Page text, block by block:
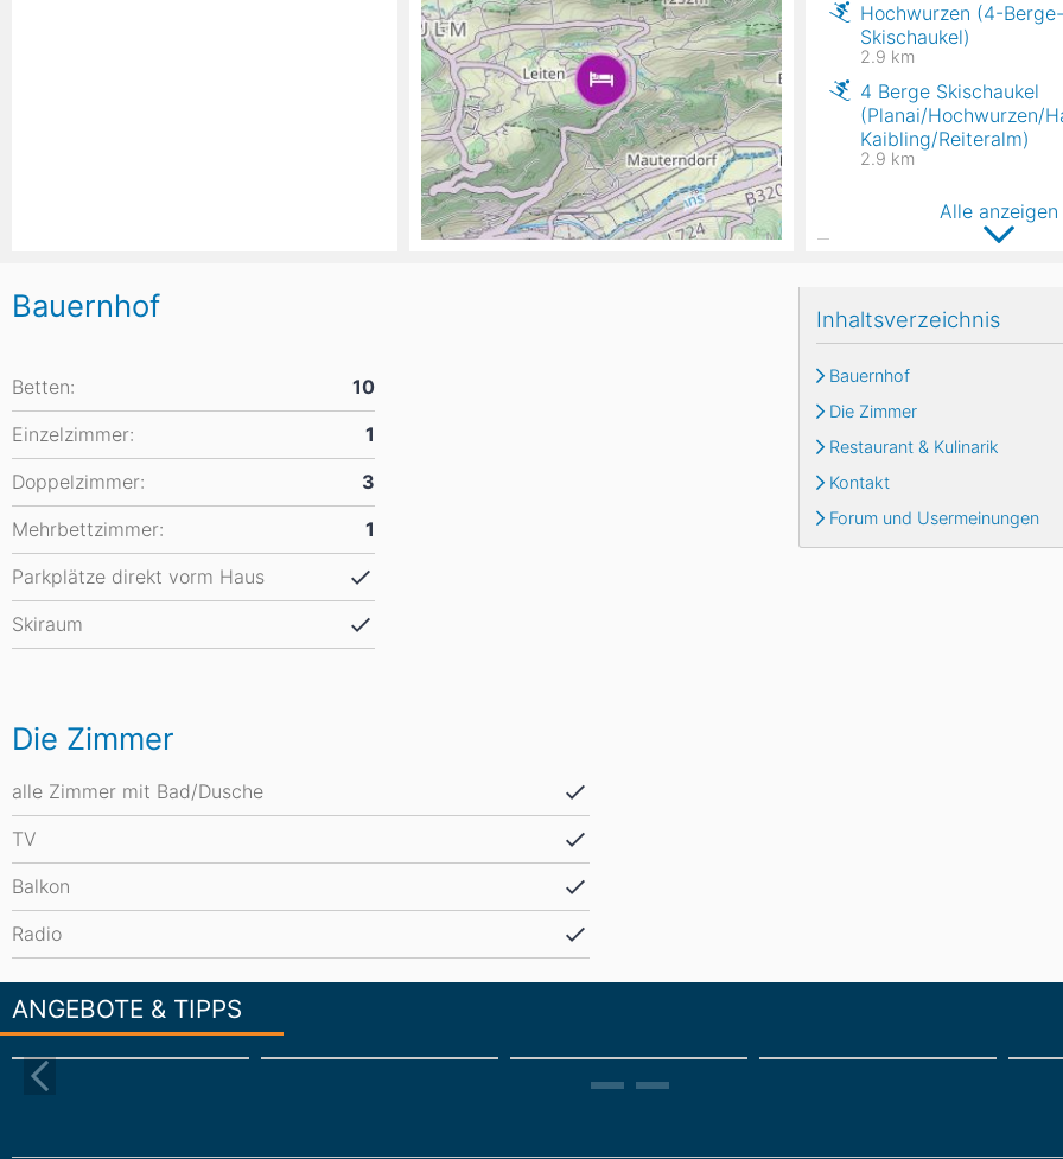
Inhaltsverzeichnis
Bauernhof
Die Zimmer
Restaurant & Kulinarik
Kontakt
Forum und Usermeinungen
Bauernhof
Betten:
10
Einzelzimmer:
1
Doppelzimmer:
3
Mehrbettzimmer:
1
Parkplätze direkt vorm Haus
Skiraum
Die Zimmer
alle Zimmer mit Bad/Dusche
TV
Balkon
Radio
ANGEBOTE & TIPPS
Hochwurzen (4-Berge-
Skischaukel)
2.9 km
4 Berge Skischaukel
(Planai/Hochwurzen/
Kaibling/Reiteralm)
2.9 km
Alle anzeigen